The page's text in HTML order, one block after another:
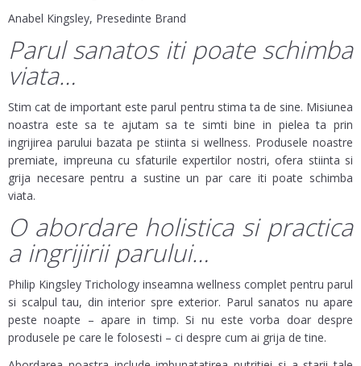
Anabel Kingsley, Presedinte Brand
Parul sanatos iti poate schimba
viata…
Stim cat de important este parul pentru stima ta de sine. Misiunea
noastra este sa te ajutam sa te simti bine in pielea ta prin
ingrijirea parului bazata pe stiinta si wellness. Produsele noastre
premiate, impreuna cu sfaturile expertilor nostri, ofera stiinta si
grija necesare pentru a sustine un par care iti poate schimba
viata.
O abordare holistica si practica
a ingrijirii parului…
Philip Kingsley Trichology inseamna wellness complet pentru parul
si scalpul tau, din interior spre exterior. Parul sanatos nu apare
peste noapte – apare in timp. Si nu este vorba doar despre
produsele pe care le folosesti – ci despre cum ai grija de tine.